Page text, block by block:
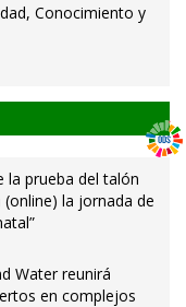
Conocimiento y
la prueba del talón
la jornada de
Water reunirá
en complejos